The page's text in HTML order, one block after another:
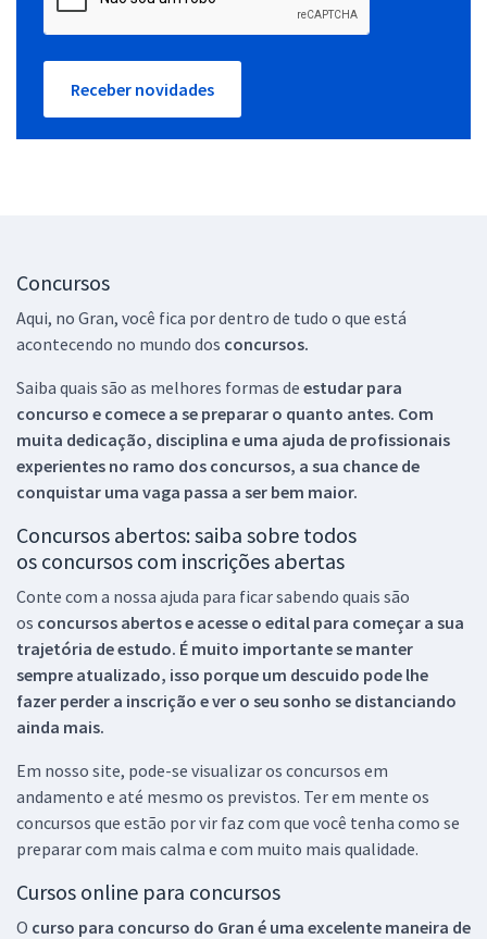
Receber novidades
Concursos
Aqui, no Gran, você fica por dentro de tudo o que está
acontecendo no mundo dos concursos.
Saiba quais são as melhores formas de estudar para
concurso e comece a se preparar o quanto antes. Com
muita dedicação, disciplina e uma ajuda de profissionais
experientes no ramo dos concursos, a sua chance de
conquistar uma vaga passa a ser bem maior.
Concursos abertos: saiba sobre todos
os concursos com inscrições abertas
Conte com a nossa ajuda para ficar sabendo quais são
os concursos abertos e acesse o edital para começar a sua
trajetória de estudo. É muito importante se manter
sempre atualizado, isso porque um descuido pode lhe
fazer perder a inscrição e ver o seu sonho se distanciando
ainda mais.
Em nosso site, pode-se visualizar os concursos em
andamento e até mesmo os previstos. Ter em mente os
concursos que estão por vir faz com que você tenha como se
preparar com mais calma e com muito mais qualidade.
Cursos online para concursos
O curso para concurso do Gran é uma excelente maneira de